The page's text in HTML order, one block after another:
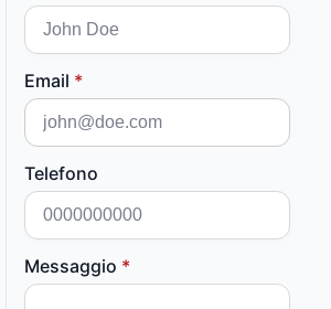
Email *
Telefono
Messaggio *